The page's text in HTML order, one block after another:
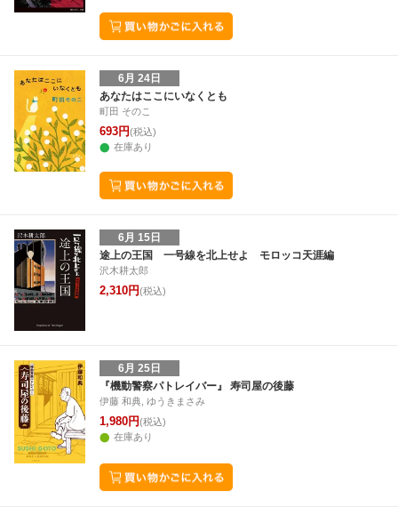
6月 24日
あなたはここにいなくとも
町田 そのこ
693円(税込)
在庫あり
6月 15日
途上の王国 一号線を北上せよ モロッコ天涯編
沢木耕太郎
2,310円(税込)
6月 25日
『機動警察パトレイバー』 寿司屋の後藤
伊藤 和典, ゆうきまさみ
1,980円(税込)
在庫あり